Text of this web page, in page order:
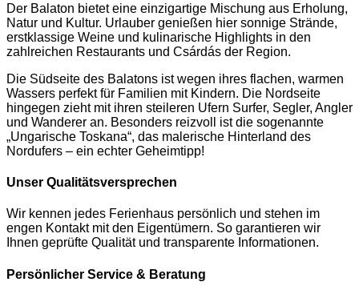
Der Balaton bietet eine einzigartige Mischung aus Erholung,
Natur und Kultur. Urlauber genießen hier sonnige Strände,
erstklassige Weine und kulinarische Highlights in den
zahlreichen Restaurants und Csárdás der Region.
Die Südseite des Balatons ist wegen ihres flachen, warmen
Wassers perfekt für Familien mit Kindern. Die Nordseite
hingegen zieht mit ihren steileren Ufern Surfer, Segler, Angler
und Wanderer an. Besonders reizvoll ist die sogenannte
„Ungarische Toskana“, das malerische Hinterland des
Nordufers – ein echter Geheimtipp!
Unser Qualitätsversprechen
Wir kennen jedes Ferienhaus persönlich und stehen im
engen Kontakt mit den Eigentümern. So garantieren wir
Ihnen geprüfte Qualität und transparente Informationen.
Persönlicher Service & Beratung